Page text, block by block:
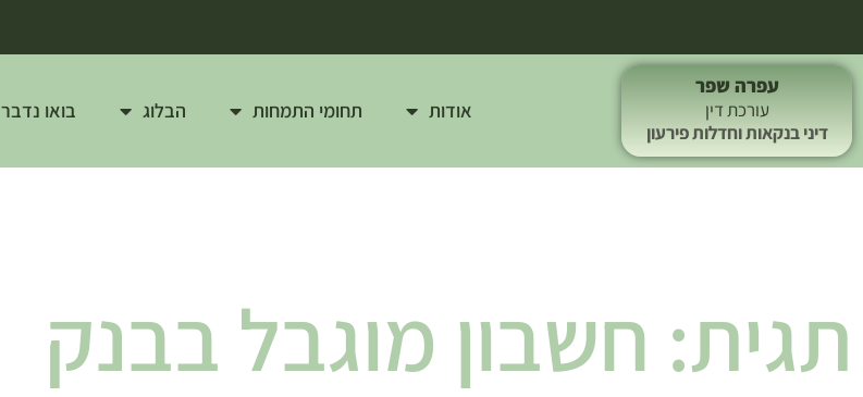
עפרה שפר
עורכת דין
דיני בנקאות וחדלות פירעון
אודות תחומי התמחות הבלוג בואו נדבר
תגית: חשבון מוגבל בבנק